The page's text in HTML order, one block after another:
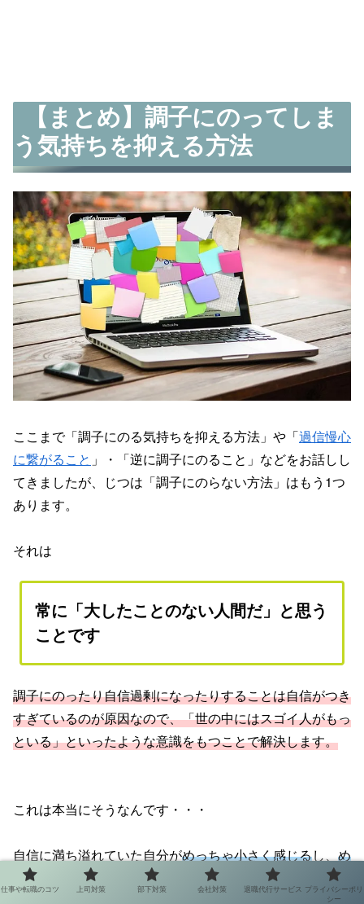
【まとめ】調子にのってしま
う気持ちを抑える方法
ここまで「調子にのる気持ちを抑える方法」や「過信慢心
に繋がること 」・「逆に調子にのること」などをお話しし
てきましたが、じつは「調子にのらない方法」はもう1つ
あります。
それは
常に「大したことのない人間だ」と思う
ことです
調子にのったり自信過剰になったりすることは自信がつき
すぎているのが原因なので、「世の中にはスゴイ人がもっ
といる」といったような意識をもつことで解決します。
これは本当にそうなんです・・・
自信に満ち溢れていた自分がめっちゃ小さく感じるし、め
っちゃアホらしく感じ てきますよwww
仕事や転職のコツ 上司対策 部下対策 会社対策 退職代行サービス プライバシーポリ
シー